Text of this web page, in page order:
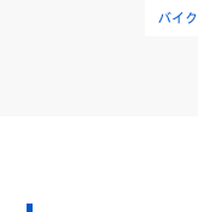
バイク